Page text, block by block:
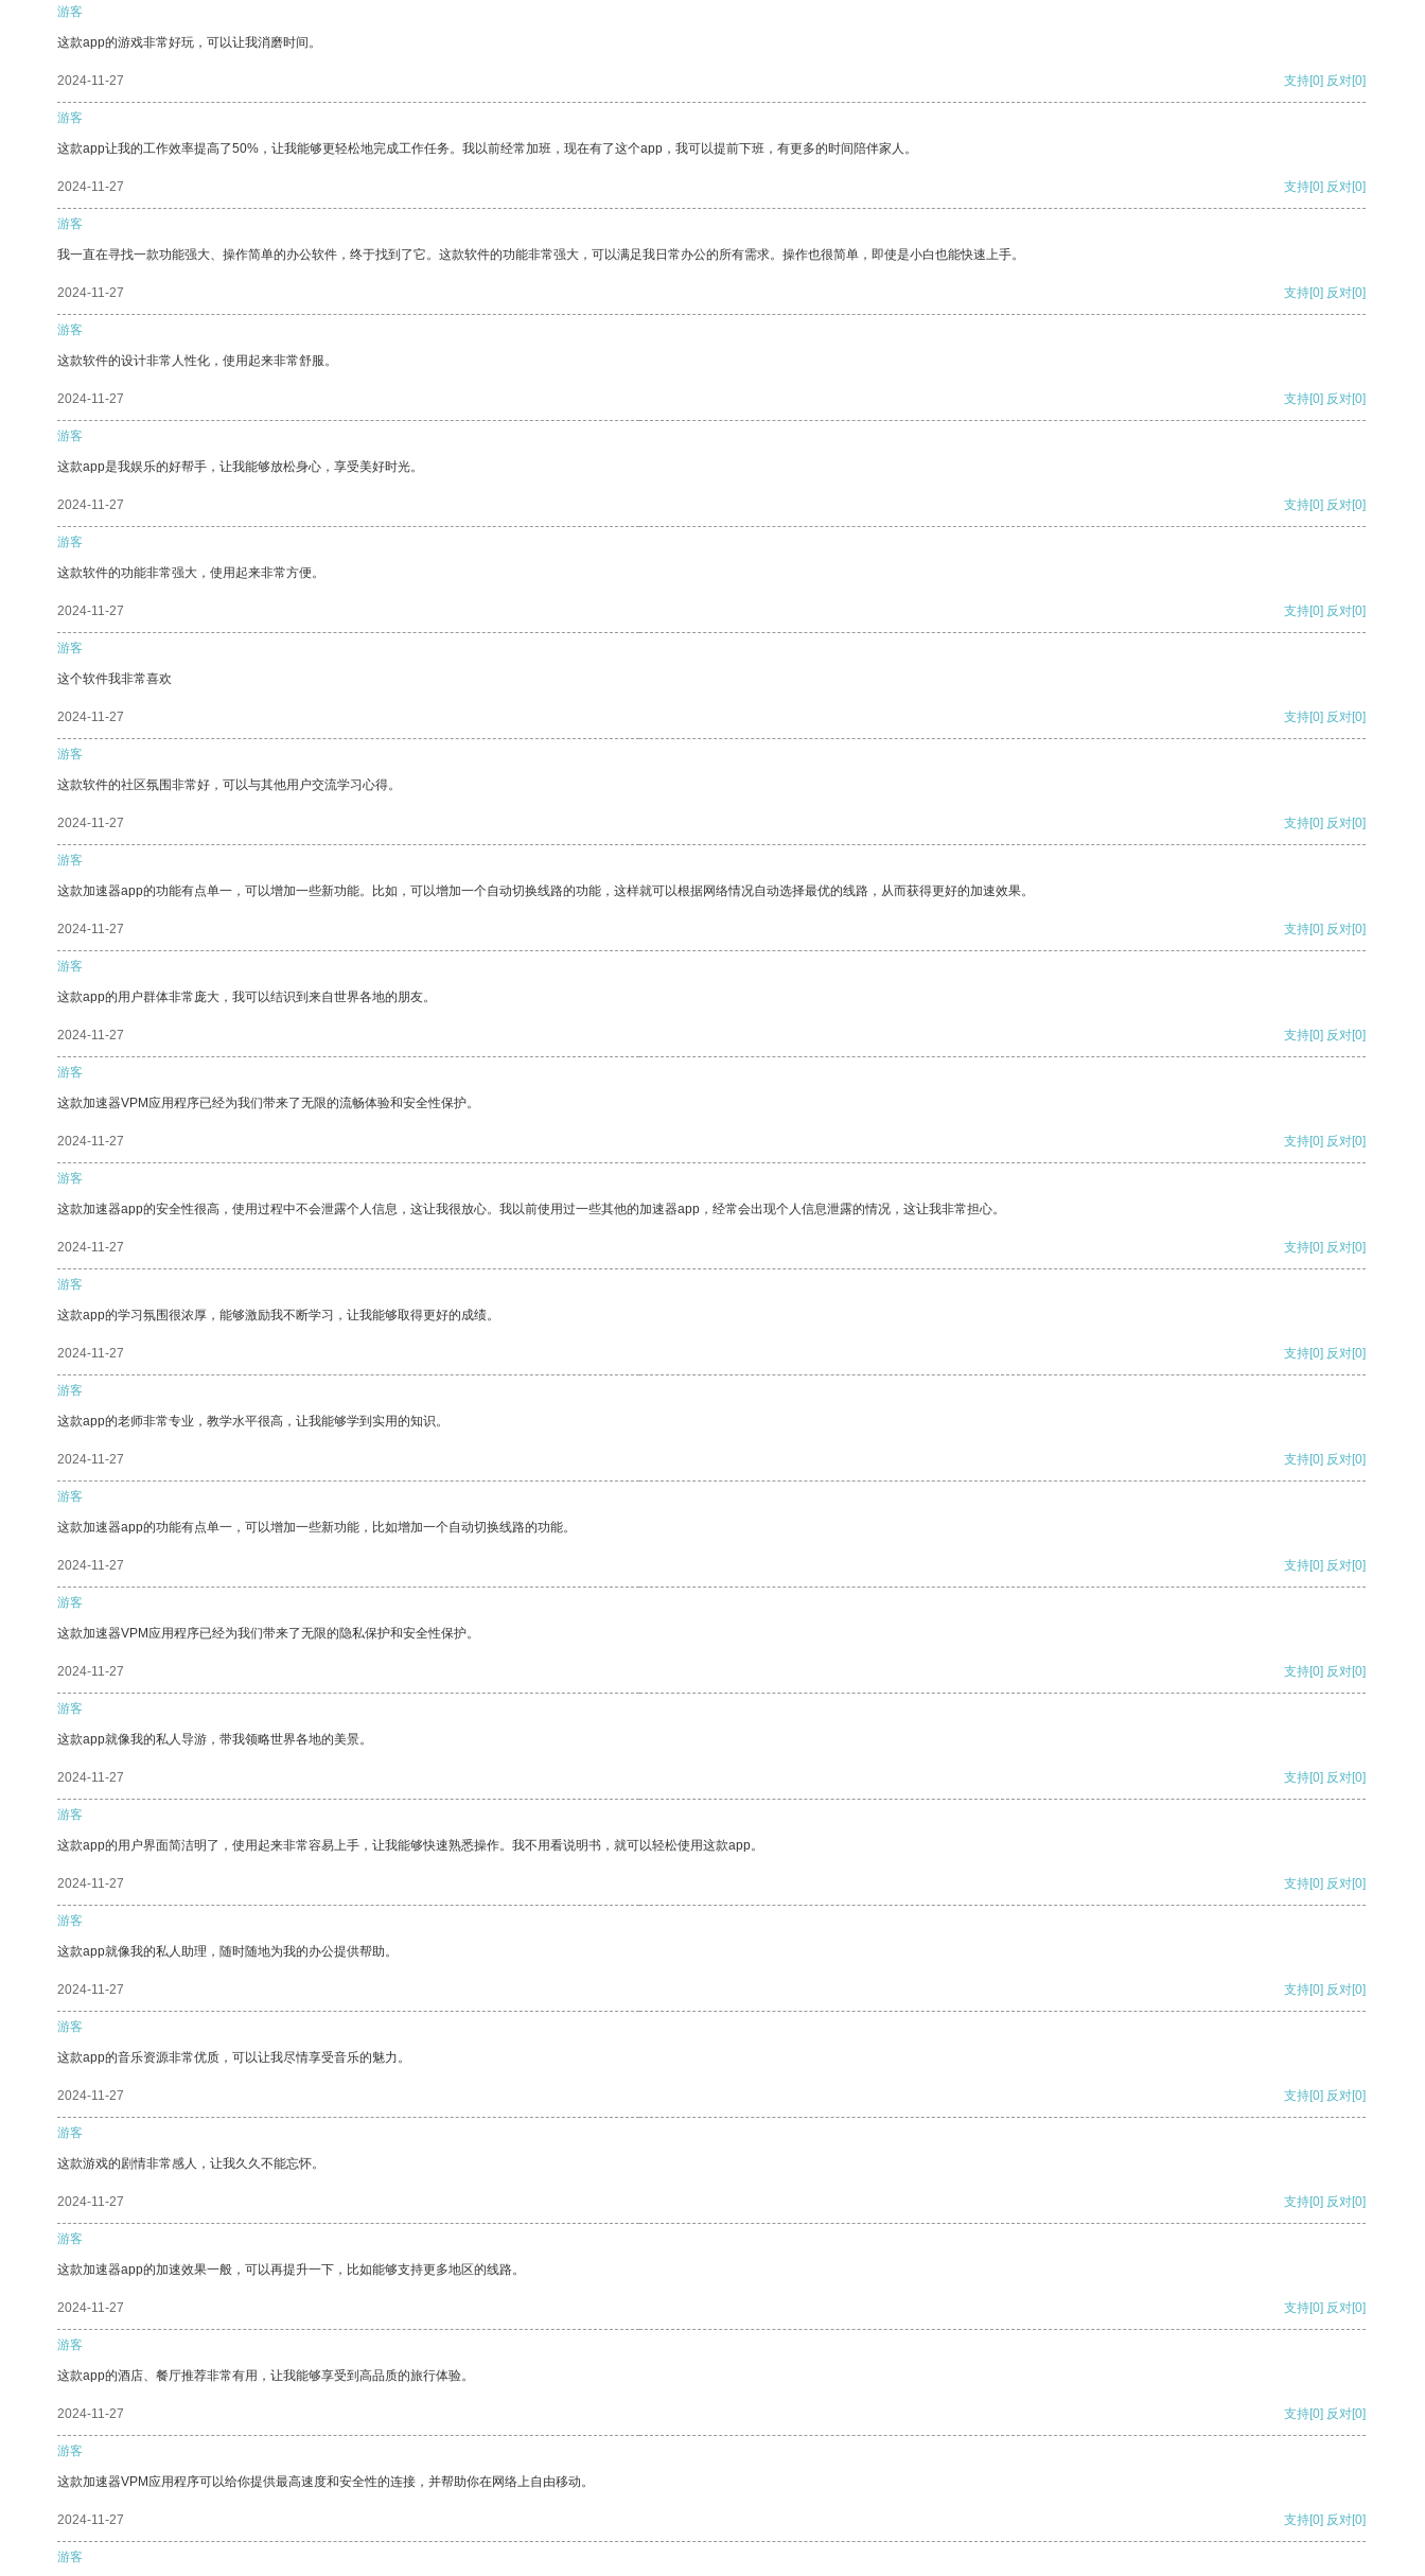
游客
这款app的游戏非常好玩，可以让我消磨时间。
2024-11-27 支持[0] 反对[0]
游客
这款app让我的工作效率提高了50%，让我能够更轻松地完成工作任务。我以前经常加班，现在有了这个app，我可以提前下班，有更多的时间陪伴家人。
2024-11-27 支持[0] 反对[0]
游客
我一直在寻找一款功能强大、操作简单的办公软件，终于找到了它。这款软件的功能非常强大，可以满足我日常办公的所有需求。操作也很简单，即使是小白也能快速上手。
2024-11-27 支持[0] 反对[0]
游客
这款软件的设计非常人性化，使用起来非常舒服。
2024-11-27 支持[0] 反对[0]
游客
这款app是我娱乐的好帮手，让我能够放松身心，享受美好时光。
2024-11-27 支持[0] 反对[0]
游客
这款软件的功能非常强大，使用起来非常方便。
2024-11-27 支持[0] 反对[0]
游客
这个软件我非常喜欢
2024-11-27 支持[0] 反对[0]
游客
这款软件的社区氛围非常好，可以与其他用户交流学习心得。
2024-11-27 支持[0] 反对[0]
游客
这款加速器app的功能有点单一，可以增加一些新功能。比如，可以增加一个自动切换线路的功能，这样就可以根据网络情况自动选择最优的线路，从而获得更好的加速效果。
2024-11-27 支持[0] 反对[0]
游客
这款app的用户群体非常庞大，我可以结识到来自世界各地的朋友。
2024-11-27 支持[0] 反对[0]
游客
这款加速器VPM应用程序已经为我们带来了无限的流畅体验和安全性保护。
2024-11-27 支持[0] 反对[0]
游客
这款加速器app的安全性很高，使用过程中不会泄露个人信息，这让我很放心。我以前使用过一些其他的加速器app，经常会出现个人信息泄露的情况，这让我非常担心。
2024-11-27 支持[0] 反对[0]
游客
这款app的学习氛围很浓厚，能够激励我不断学习，让我能够取得更好的成绩。
2024-11-27 支持[0] 反对[0]
游客
这款app的老师非常专业，教学水平很高，让我能够学到实用的知识。
2024-11-27 支持[0] 反对[0]
游客
这款加速器app的功能有点单一，可以增加一些新功能，比如增加一个自动切换线路的功能。
2024-11-27 支持[0] 反对[0]
游客
这款加速器VPM应用程序已经为我们带来了无限的隐私保护和安全性保护。
2024-11-27 支持[0] 反对[0]
游客
这款app就像我的私人导游，带我领略世界各地的美景。
2024-11-27 支持[0] 反对[0]
游客
这款app的用户界面简洁明了，使用起来非常容易上手，让我能够快速熟悉操作。我不用看说明书，就可以轻松使用这款app。
2024-11-27 支持[0] 反对[0]
游客
这款app就像我的私人助理，随时随地为我的办公提供帮助。
2024-11-27 支持[0] 反对[0]
游客
这款app的音乐资源非常优质，可以让我尽情享受音乐的魅力。
2024-11-27 支持[0] 反对[0]
游客
这款游戏的剧情非常感人，让我久久不能忘怀。
2024-11-27 支持[0] 反对[0]
游客
这款加速器app的加速效果一般，可以再提升一下，比如能够支持更多地区的线路。
2024-11-27 支持[0] 反对[0]
游客
这款app的酒店、餐厅推荐非常有用，让我能够享受到高品质的旅行体验。
2024-11-27 支持[0] 反对[0]
游客
这款加速器VPM应用程序可以给你提供最高速度和安全性的连接，并帮助你在网络上自由移动。
2024-11-27 支持[0] 反对[0]
游客